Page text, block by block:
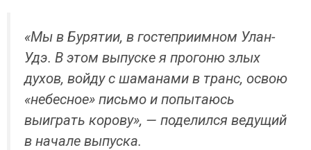
«Мы в Бурятии, в гостеприимном Улан-
Удэ. В этом выпуске я прогоню злых
духов, войду с шаманами в транс, освою
«небесное» письмо и попытаюсь
выиграть корову», — поделился ведущий
в начале выпуска.